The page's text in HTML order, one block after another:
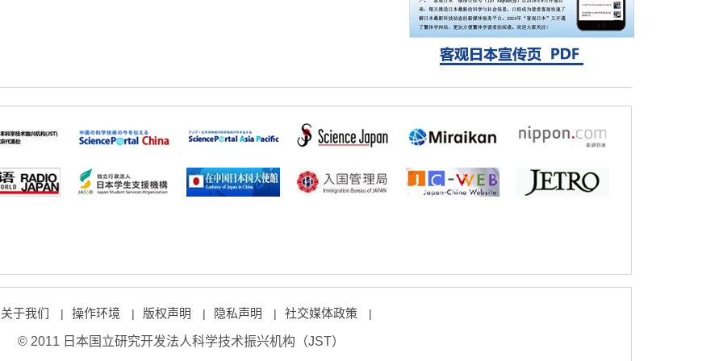
科学研究
立教大学在试管内构建长链人工基因组DNA
自我复制系统，有望实现携带大量基因的人
工细胞
关于我们 | 操作环境 | 版权声明 | 隐私声明 | 社交媒体政策 |
© 2011 日本国立研究开发法人科学技术振兴机构（JST）